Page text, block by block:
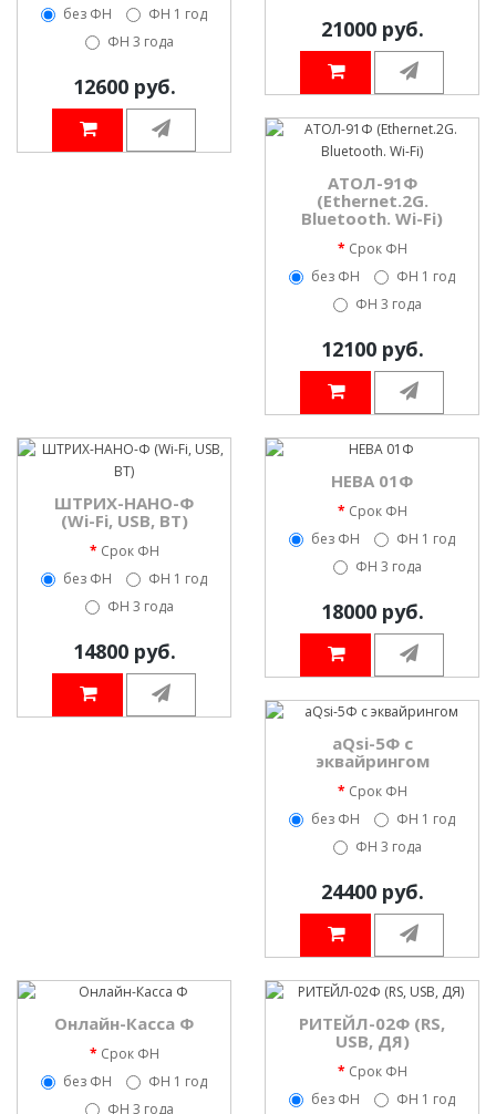
без ФН
ФН 1 год
ФН 3 года
12600 руб.
21000 руб.
АТОЛ-91Ф
(Ethernet.2G.
Bluetooth. Wi-Fi)
Срок ФН
без ФН
ФН 1 год
ФН 3 года
12100 руб.
ШТРИХ-НАНО-Ф
(Wi-Fi, USB, BT)
Срок ФН
без ФН
ФН 1 год
ФН 3 года
14800 руб.
НЕВА 01Ф
Срок ФН
без ФН
ФН 1 год
ФН 3 года
18000 руб.
aQsi-5Ф с
эквайрингом
Срок ФН
без ФН
ФН 1 год
ФН 3 года
24400 руб.
Онлайн-Касса Ф
Срок ФН
без ФН
ФН 1 год
ФН 3 года
РИТЕЙЛ-02Ф (RS,
USB, ДЯ)
Срок ФН
без ФН
ФН 1 год